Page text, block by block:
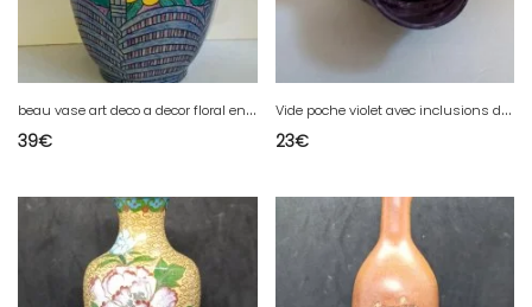
b
eau vase art deco a decor floral en bon etat signature à reconnaitre
39€
V
ide poche violet avec inclusions dorés signé Gerard Torcheux en bon etat
23€